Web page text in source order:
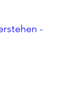
-